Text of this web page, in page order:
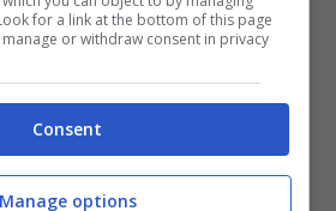
trend irresistibile.
e maxi in vari
for a link at the bottom of this page
or withdraw consent in privacy
Consent
Manage options